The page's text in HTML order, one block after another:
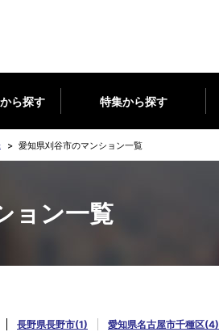
ら探す 特集から探す
愛知県刈谷市のマンション一覧
ョン一覧
長野県長野市(1) 愛知県名古屋市千種区(4)